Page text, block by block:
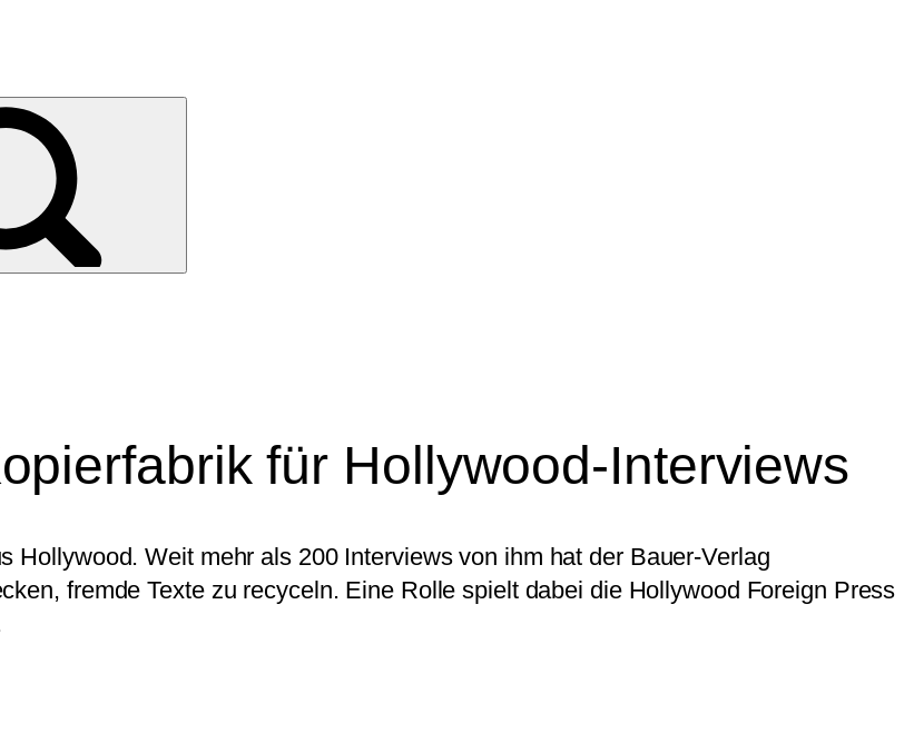
für Hollywood-Interviews
Hollywood. Weit mehr als 200 Interviews von ihm hat der Bauer-Verlag
fremde Texte zu recyceln. Eine Rolle spielt dabei die Hollywood Foreign Press